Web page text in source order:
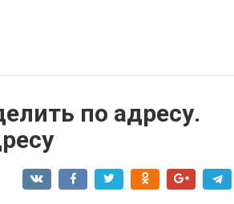
по адресу.